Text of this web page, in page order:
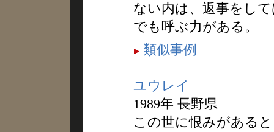
ない内は、返事をし
でも呼ぶ力がある。
類似事例
ユウレイ
1989年 長野県
この世に恨みがある